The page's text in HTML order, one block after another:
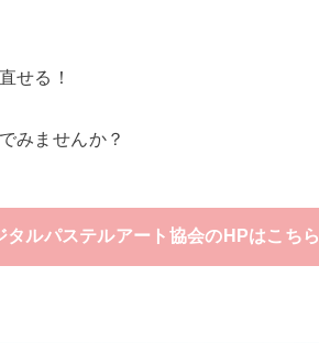
せる！
みませんか？
タルパステルアート協会のHPはこちら